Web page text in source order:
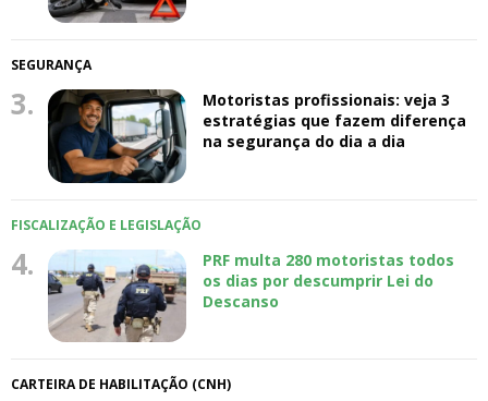
SEGURANÇA
3.
Motoristas profissionais: veja 3
estratégias que fazem diferença
na segurança do dia a dia
FISCALIZAÇÃO E LEGISLAÇÃO
4.
PRF multa 280 motoristas todos
os dias por descumprir Lei do
Descanso
CARTEIRA DE HABILITAÇÃO (CNH)